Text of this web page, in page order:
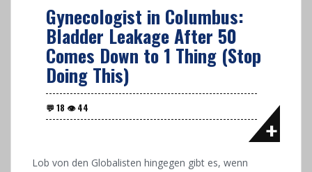
Gynecologist in Columbus:
Bladder Leakage After 50
Comes Down to 1 Thing (Stop
Doing This)
Lob von den Globalisten hingegen gibt es, wenn